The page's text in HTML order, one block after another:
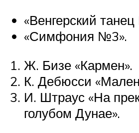
«Венгерский
«Симфония №3».
Ж. Бизе «Кармен».
К. Дебюсси
И. Штраус «На
голубом Дунае».